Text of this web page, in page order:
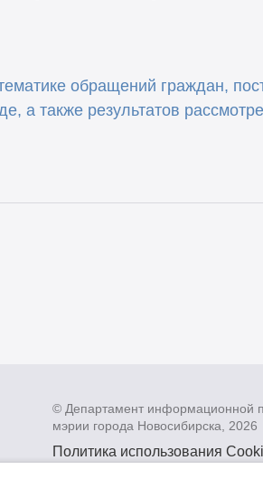
обращений граждан,
а также результатов
© Департамент информационной
мэрии города Новосибирска, 2026
Политика использования